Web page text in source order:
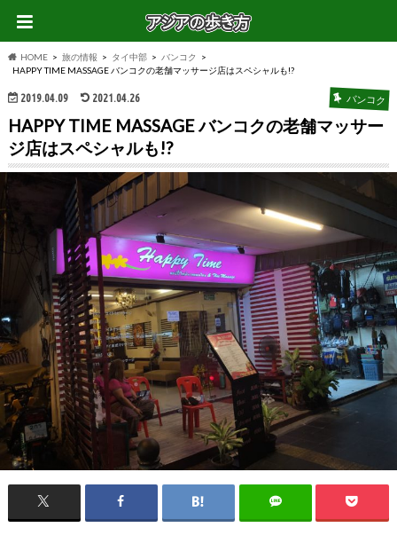
HOME 旅の情報 タイ中部
バンコク
HAPPY TIME MASSAGE バンコクの老舗マッサージ店はスペシャルも!?
2019.04.09 2021.04.26 バンコク
HAPPY TIME MASSAGE バンコクの老舗マッサー
ジ店はスペシャルも!?